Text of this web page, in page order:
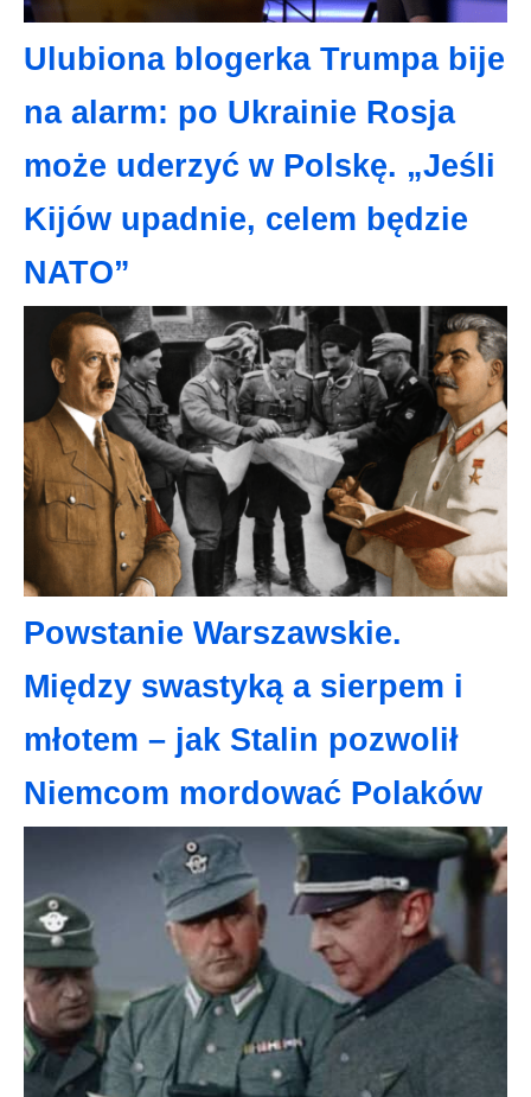
Ulubiona blogerka Trumpa bije
na alarm: po Ukrainie Rosja
może uderzyć w Polskę. „Jeśli
Kijów upadnie, celem będzie
NATO”
Powstanie Warszawskie.
Między swastyką a sierpem i
młotem – jak Stalin pozwolił
Niemcom mordować Polaków